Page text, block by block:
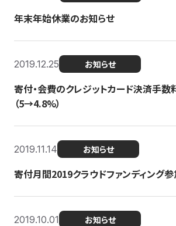
年末年始休業のお知らせ
2019.12.25 お知らせ
寄付・会費のクレジットカード決済手数
（5→4.8%）
2019.11.14 お知らせ
寄付月間2019クラウドファンディング
2019.10.01 お知らせ